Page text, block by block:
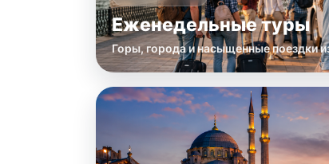
Еженедельные туры
Горы, города и насыщенные поездки